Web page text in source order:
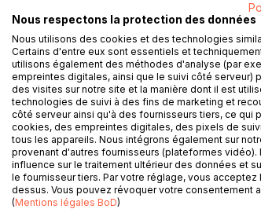
Ce mini recueil de poésie
d'isolement face à une société
D’AUTRES
Nous respectons la protection des données
Nous utilisons des cookies et des technologies
Certains d'entre eux sont essentiels et
utilisons également des méthodes d'analyse (par
empreintes digitales, ainsi que le suivi côté serveur)
des visites sur notre site et la manière dont il est
technologies de suivi à des fins de marketing et
côté serveur ainsi qu'à des fournisseurs tiers, ce qui
cookies, des empreintes digitales, des pixels de
tous les appareils. Nous intégrons également sur
provenant d'autres fournisseurs (plateformes vidéo).
influence sur le traitement ultérieur des données et
le fournisseur tiers. Par votre réglage, vous
dessus. Vous pouvez révoquer votre consentement
(Mentions légales BoD)